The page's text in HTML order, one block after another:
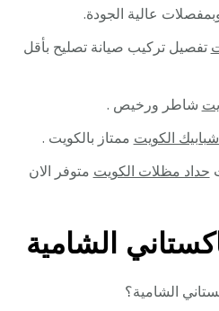
عالية الجودة.
تفصيل تركيب صيانة تصليح بأقل
شاطر ورخيص .
الكويت ممتاز بالكويت .
حداد مظلات الكويت متوفر الان
الشامية
الشامية؟